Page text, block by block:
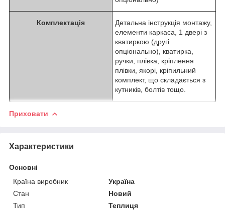
Комплектація
Детальна інструкція монтажу,
елементи каркаса, 1 двері з
кватиркою (другі
опціонально), кватирка,
ручки, плівка, кріплення
плівки, якорі, кріпильний
комплект, що складається з
кутників, болтів тощо.
Приховати
Характеристики
Основні
Країна виробник
Україна
Стан
Новий
Тип
Теплиця